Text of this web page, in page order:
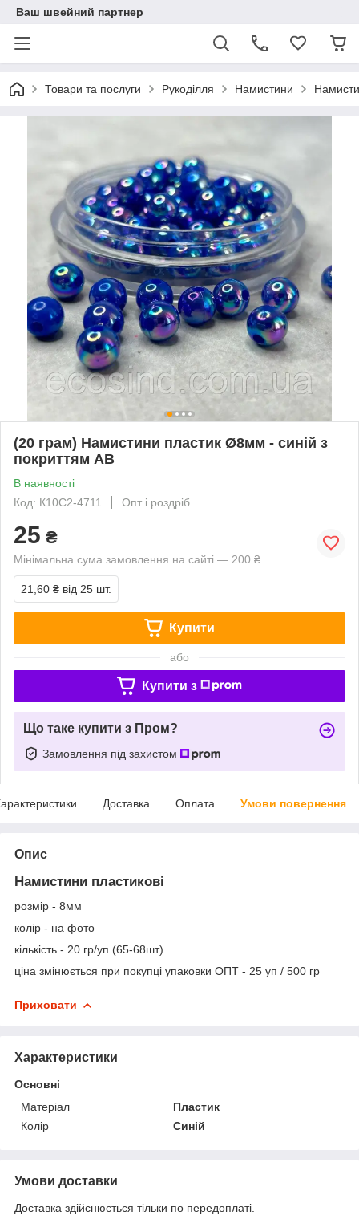
Ваш швейний партнер
Товари та послуги Рукоділля Намистини
(20 грам) Намистини пластик Ø8мм - синій з
покриттям АВ
В наявності
Код: К10С2-4711
Опт і роздріб
25 ₴
Мінімальна сума замовлення на сайті — 200 ₴
21,60 ₴ від 25 шт.
Купити
або
Купити з
Що таке купити з Пром?
Замовлення під захистом
Доставка Оплата Умови повернення
Опис
Намистини пластикові
розмір - 8мм
колір - на фото
кількість - 20 гр/уп (65-68шт)
ціна змінюється при покупці упаковки ОПТ - 25 уп / 500 гр
Приховати
Характеристики
Основні
Матеріал
Пластик
Колір
Синій
Умови доставки
Доставка здійснюється тільки по передоплаті.